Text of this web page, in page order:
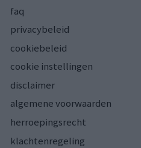
faq
privacybeleid
cookiebeleid
cookie instellingen
disclaimer
algemene voorwaarden
herroepingsrecht
klachtenregeling